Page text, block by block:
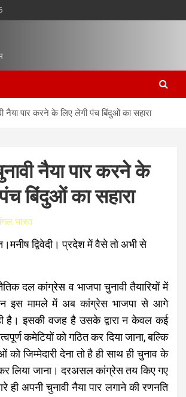
नैया पार करने के लिए लेगी पंच बिंदुओं का सहारा
नैया पार करने के
बिंदुओं का सहारा
भारत
द्विवेदी। प्रदेश में वैसे तो अभी से
दल कांग्रेस व भाजपा चुनावी तैयारियों में
इस मामले में अब कांग्रेस भाजपा से आगे
है। इसकी वजह है उसके द्वारा न केवल कई
कमेटियों को गठित कर दिया जाना, बल्कि
जिम्मेदारी देना तो है ही साथ ही चुनाव के
कर लिया जाना। दरअसल कांग्रेस तय किए गए
ही अपनी चुनावी नैया पार लगाने की रणनति